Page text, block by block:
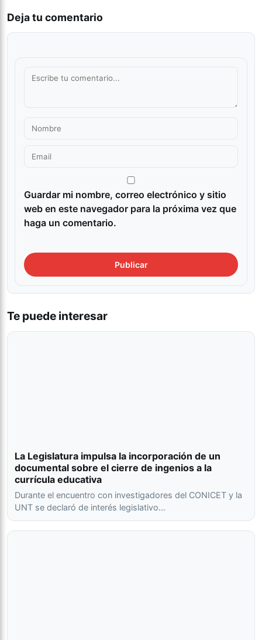
Deja tu comentario
Guardar mi nombre, correo electrónico y sitio
web en este navegador para la próxima vez que
haga un comentario.
Te puede interesar
La Legislatura impulsa la incorporación de un
documental sobre el cierre de ingenios a la
currícula educativa
Durante el encuentro con investigadores del CONICET y la
UNT se declaró de interés legislativo…